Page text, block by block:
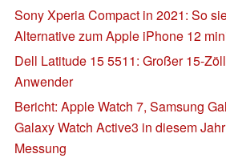
Sony Xperia Compact in 2021: So
Alternative zum Apple iPhone 12
Dell Latitude 15 5511: Großer 15-
Anwender
Bericht: Apple Watch 7, Samsung
Galaxy Watch Active3 in diesem
Messung